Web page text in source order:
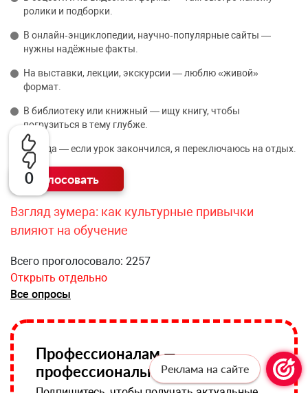
0
ролики и подборки.
В онлайн‑энциклопедии, научно‑популярные сайты —
нужны надёжные факты.
На выставки, лекции, экскурсии — люблю «живой»
формат.
В библиотеку или книжный — ищу книгу, чтобы
погрузиться в тему глубже.
Никуда — если урок закончился, я переключаюсь на отдых.
Взгляд зумера: как культурные привычки
влияют на обучение
Всего проголосовало: 2257
Открыть отдельно
Все опросы
Профессионалам —
профессиональную рассылку!
Реклама на сайте